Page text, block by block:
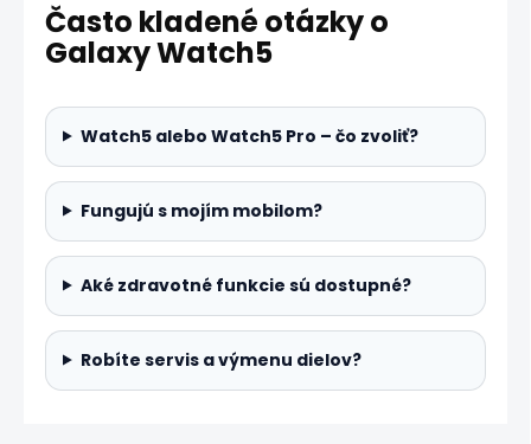
Často kladené otázky o
Galaxy Watch5
Watch5 alebo Watch5 Pro – čo zvoliť?
Fungujú s mojím mobilom?
Aké zdravotné funkcie sú dostupné?
Robíte servis a výmenu dielov?